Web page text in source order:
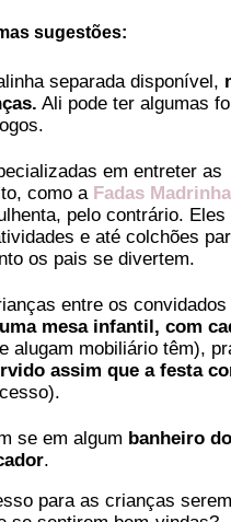
sugestões:
separada disponível,
Ali pode ter algumas
em entreter as
como a Fadas
pelo contrário. Eles
e até colchões
os pais se divertem.
entre os convidados
uma mesa infantil, com
alugam mobiliário têm),
assim que a festa
se em algum banheiro
.
para as crianças